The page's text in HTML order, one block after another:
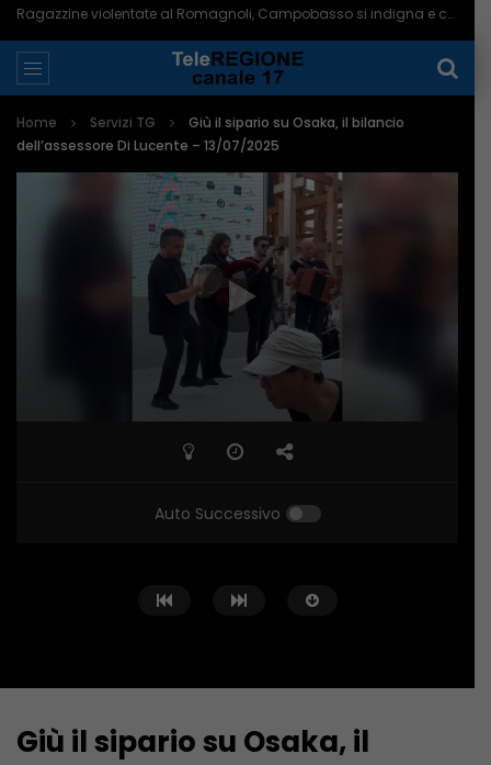
Ragazzine violentate al Romagnoli, Campobasso si indigna e chiede più controlli – 06/08/2026
Home Servizi TG
Giù il sipario su Osaka, il bilancio
dell’assessore Di Lucente – 13/07/2025
Auto Successivo
Giù il sipario su Osaka, il